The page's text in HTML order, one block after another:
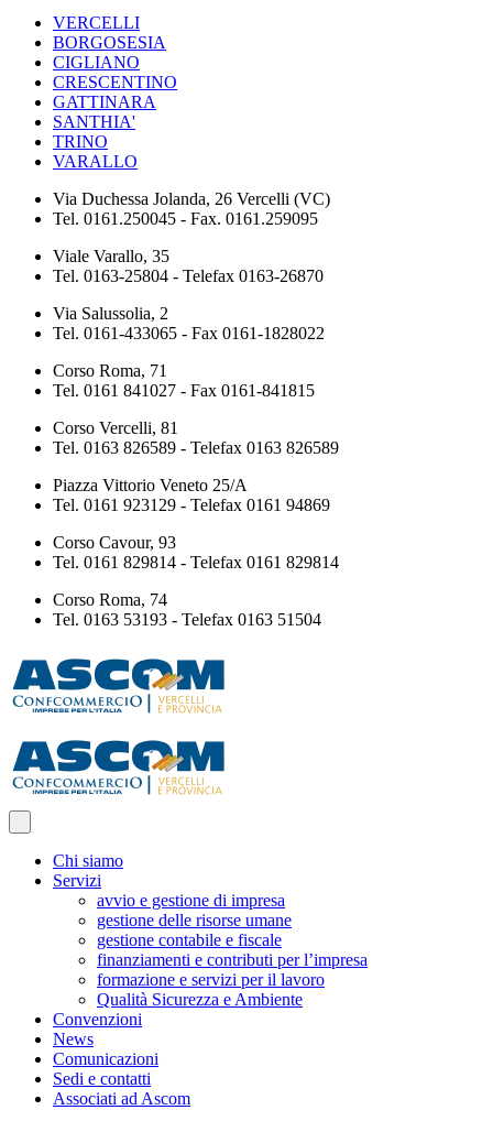
VERCELLI
BORGOSESIA
CIGLIANO
CRESCENTINO
GATTINARA
SANTHIA'
TRINO
VARALLO
Via Duchessa Jolanda, 26 Vercelli (VC)
Tel. 0161.250045 - Fax. 0161.259095
Viale Varallo, 35
Tel. 0163-25804 - Telefax 0163-26870
Via Salussolia, 2
Tel. 0161-433065 - Fax 0161-1828022
Corso Roma, 71
Tel. 0161 841027 - Fax 0161-841815
Corso Vercelli, 81
Tel. 0163 826589 - Telefax 0163 826589
Piazza Vittorio Veneto 25/A
Tel. 0161 923129 - Telefax 0161 94869
Corso Cavour, 93
Tel. 0161 829814 - Telefax 0161 829814
Corso Roma, 74
Tel. 0163 53193 - Telefax 0163 51504
Chi siamo
Servizi
avvio e gestione di impresa
gestione delle risorse umane
gestione contabile e fiscale
finanziamenti e contributi per l’impresa
formazione e servizi per il lavoro
Qualità Sicurezza e Ambiente
Convenzioni
News
Comunicazioni
Sedi e contatti
Associati ad Ascom